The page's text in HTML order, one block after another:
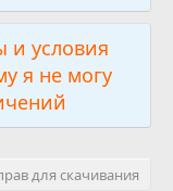
и условия
я не могу
для скачивания